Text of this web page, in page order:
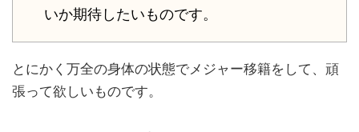
いか期待したいものです。
とにかく万全の身体の状態でメジャー移籍をして、頑
張って欲しいものです。